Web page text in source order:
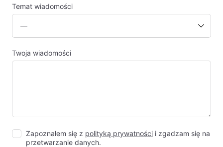
Temat wiadomości
Twoja wiadomości
Zapoznałem się z polityką prywatności i zgadzam się na
przetwarzanie danych.